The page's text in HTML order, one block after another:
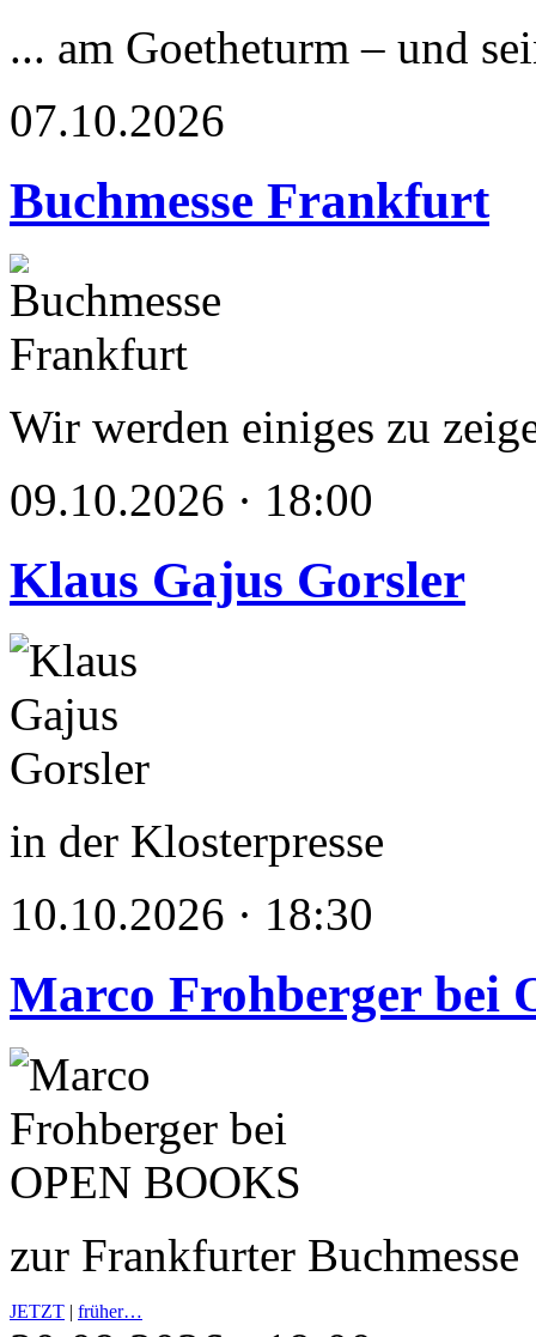
... am Goetheturm – und
07.10.2026
Buchmesse Frankfurt
Wir werden einiges zu
09.10.2026 · 18:00
Klaus Gajus Gorsler
in der Klosterpresse
10.10.2026 · 18:30
Marco Frohberger bei
zur Frankfurter Buchmesse
JETZT | früher…